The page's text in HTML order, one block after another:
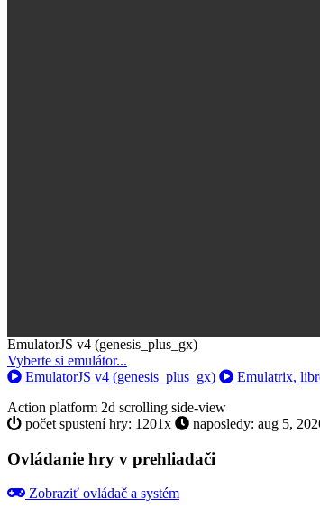
EmulatorJS v4 (genesis_plus_gx)Toggle
Vyberte si emulátor...
EmulatorJS v4 (genesis_plus_gx)
Emulatrix,
Action platform 2d scrolling side-view
počet spustení hry: 1201x
naposledy: aug 5,
Ovládanie hry v prehliadači
Zobraziť ovládač a systém